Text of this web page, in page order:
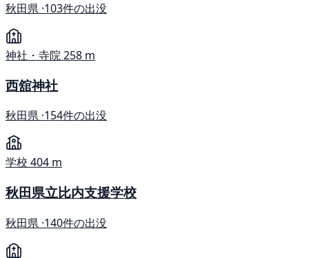
秋田県 ·103件の出没
神社・寺院258 m
西舘神社
秋田県 ·154件の出没
学校 404 m
秋田県立比内支援学校
秋田県 ·140件の出没